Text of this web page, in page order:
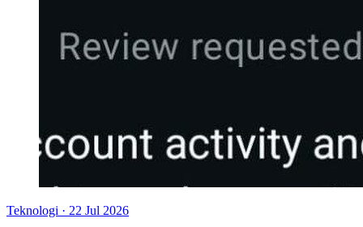
Teknologi · 22 Jul 2026